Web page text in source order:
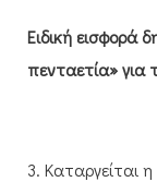
Ειδική εισφορά
πενταετία» για
3. Καταργείται